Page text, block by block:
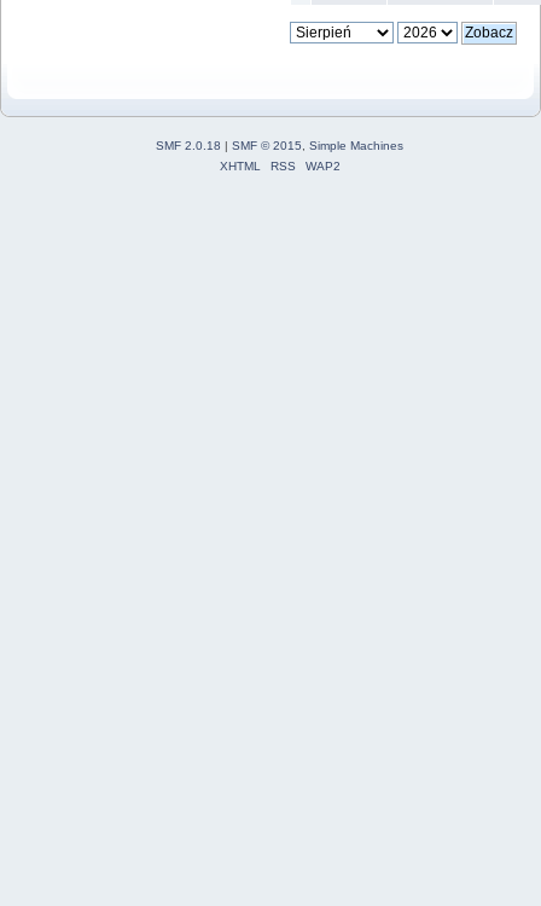
SMF 2.0.18 | SMF © 2015
Simple Machines
XHTML
RSS WAP2